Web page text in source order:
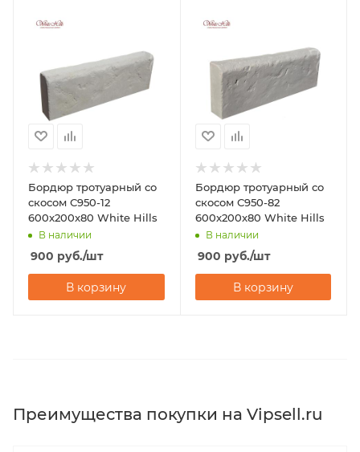
Бордюр тротуарный со
скосом С950-12
600x200x80 White Hills
В наличии
900 руб./шт
В корзину
Бордюр тротуарный со
скосом С950-82
600x200x80 White Hills
В наличии
900 руб./шт
В корзину
Преимущества покупки на Vipsell.ru